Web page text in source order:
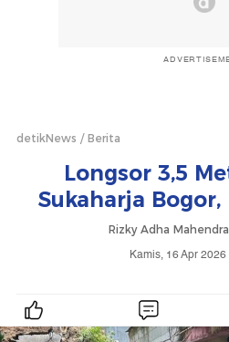
detikNews Berita
Longsor 3,5
Sukaharja Bogor,
Rizky Adha
Kamis, 16 Apr